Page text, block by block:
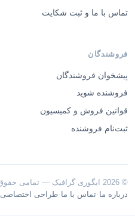
تماس با ما و ثبت شکایت
فروشندگان
پیشخوان فروشندگان
فروشنده شوید
قوانین فروش و کمیسیون
ثبت‌نام فروشنده
© 2026 ایگوری گرافیک — تمامی حقوق محفوظ است.
درباره ما ·تماس با ما ·طراحی اختصاصی